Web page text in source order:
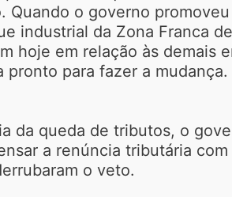
Quando o governo
industrial da Zona Franca
hoje em relação às demais
pronto para fazer a
da queda de tributos, o
a renúncia tributária
o veto.